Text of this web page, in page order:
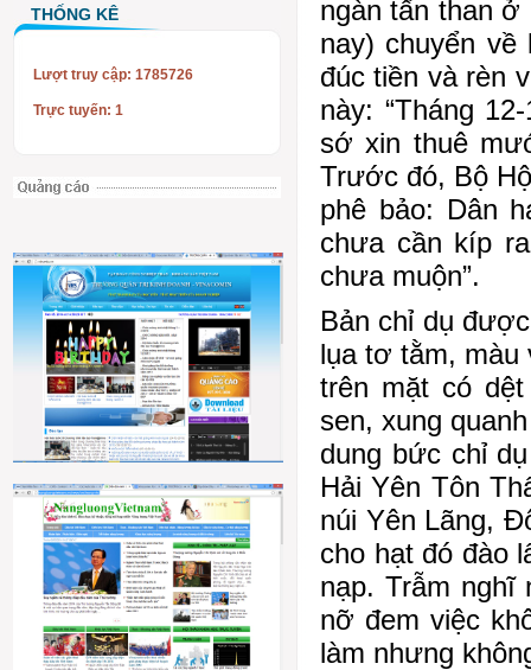
THỐNG KÊ
Lượt truy cập: 1785726
Trực tuyến: 1
ngàn tấn than ở
nay) chuyển
đúc tiền và rèn
này: “Tháng
sớ xin thuê
Trước đó, Bộ
phê bảo: Dân
chưa cần kíp
chưa muộn”.
Bản chỉ dụ
lụa tơ tằm, màu
trên mặt có
sen, xung
dung bức chỉ
Hải Yên Tôn
núi Yên Lãng,
cho hạt đó đào
nạp. Trẫm
nỡ đem việc
làm nhưng